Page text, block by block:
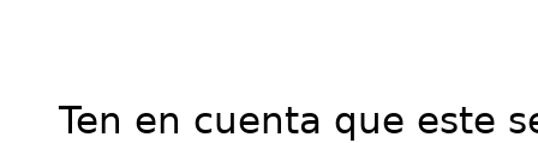
Ten en cuenta que este